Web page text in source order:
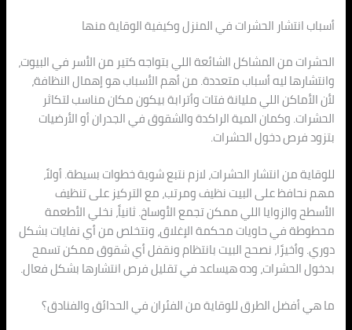
أسباب انتشار الحشرات في المنزل وكيفية الوقاية منها
الحشرات من المشاكل الشائعة اللي بتواجه كتير من الأسر في البيوت،
وانتشارها ليه أسباب متعددة. من أهم الأسباب هو إهمال النظافة،
لأن الأماكن اللي مليانة فتات وأترابة بيكون مكان مناسب لتكاثر
الحشرات. وكمان المية الراكدة والشقوق في الجدران أو الأرضيات
بتزود فرص دخول الحشرات.
للوقاية من انتشار الحشرات، لازم نتبع شوية خطوات بسيطة. أولاً،
مهم نحافظ على البيت نظيف ومرتب، مع التركيز على تنظيف
الأسطح والزوايا اللي ممكن تجمع الأوساخ. ثانياً، نخلي الأطعمة
محطوطة في حاويات محكمة الإغلاق، ونتخلص من أي نفايات بشكل
دوري. وأخيرًا، نصحح البيت بانتظام ونقفل أي شقوق ممكن تسمح
بدخول الحشرات، وده هيساعد في تقليل فرص انتشارها بشكل فعال.
ما هي أفضل الطرق للوقاية من الفئران في الحدائق والفنادق؟